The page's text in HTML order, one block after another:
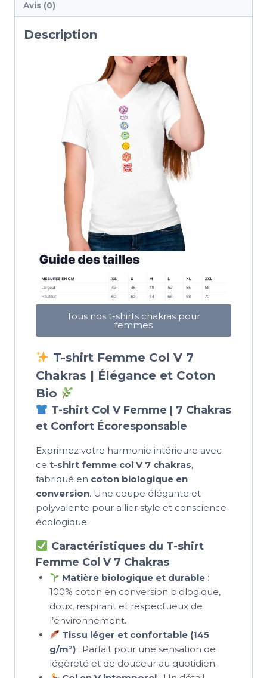
Avis (0)
Description
Tous nos t-shirts chakras pour
femmes
T-shirt Femme Col V 7
Chakras | Élégance et Coton
Bio
T-shirt Col V Femme | 7 Chakras
et Confort Écoresponsable
Exprimez votre harmonie intérieure avec
ce t-shirt femme col V 7 chakras,
fabriqué en coton biologique en
conversion. Une coupe élégante et
polyvalente pour allier style et conscience
écologique.
Caractéristiques du T-shirt
Femme Col V 7 Chakras
Matière biologique et durable:
100% coton en conversion biologique,
doux, respirant et respectueux de
l’environnement.
Tissu léger et confortable (145
g/m²): Parfait pour une sensation de
légèreté et de douceur au quotidien.